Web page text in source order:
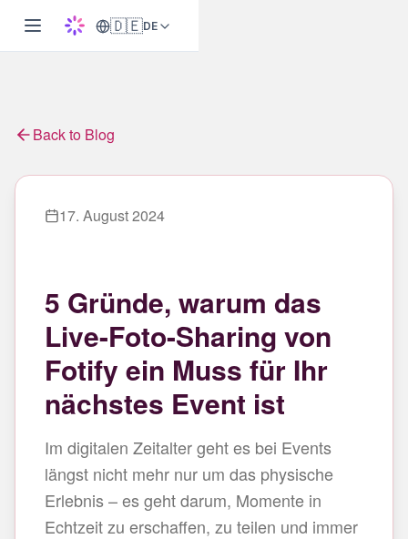
🇩🇪DE
Back to Blog
17. August 2024
5 Gründe, warum das
Live-Foto-Sharing von
Fotify ein Muss für Ihr
nächstes Event ist
Im digitalen Zeitalter geht es bei Events
längst nicht mehr nur um das physische
Erlebnis – es geht darum, Momente in
Echtzeit zu erschaffen, zu teilen und immer